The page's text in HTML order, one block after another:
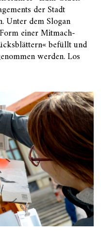
der Stadt
Unter dem Slogan
einer Mitmach-
befüllt und
werden. Los